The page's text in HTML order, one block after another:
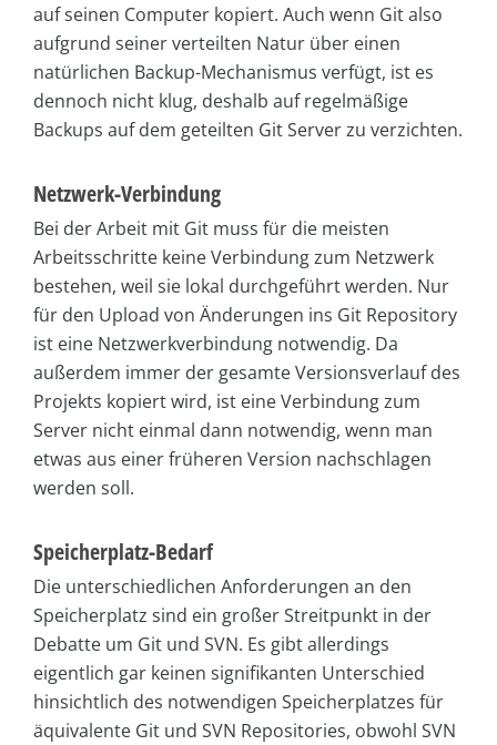
auf seinen Computer kopiert. Auch wenn Git also
aufgrund seiner verteilten Natur über einen
natürlichen Backup-Mechanismus verfügt, ist es
dennoch nicht klug, deshalb auf regelmäßige
Backups auf dem geteilten Git Server zu verzichten.
Netzwerk-Verbindung
Bei der Arbeit mit Git muss für die meisten
Arbeitsschritte keine Verbindung zum Netzwerk
bestehen, weil sie lokal durchgeführt werden. Nur
für den Upload von Änderungen ins Git Repository
ist eine Netzwerkverbindung notwendig. Da
außerdem immer der gesamte Versionsverlauf des
Projekts kopiert wird, ist eine Verbindung zum
Server nicht einmal dann notwendig, wenn man
etwas aus einer früheren Version nachschlagen
werden soll.
Speicherplatz-Bedarf
Die unterschiedlichen Anforderungen an den
Speicherplatz sind ein großer Streitpunkt in der
Debatte um Git und SVN. Es gibt allerdings
eigentlich gar keinen signifikanten Unterschied
hinsichtlich des notwendigen Speicherplatzes für
äquivalente Git und SVN Repositories, obwohl SVN